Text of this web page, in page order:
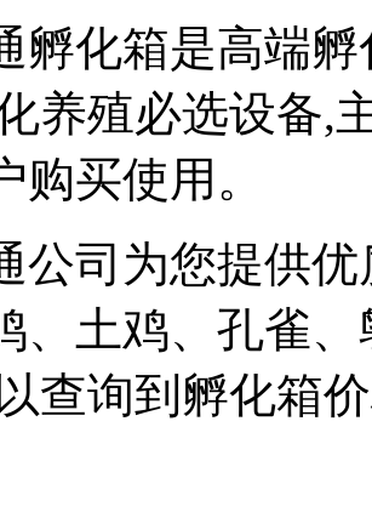
孵化箱是高端
养殖必选设备,
购买使用。
公司为您提供
、土鸡、孔雀
查询到孵化箱